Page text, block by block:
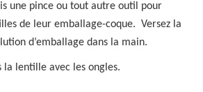
une pince ou tout autre outil pour
de leur emballage-coque. Versez la
d’emballage dans la main.
la lentille avec les ongles.